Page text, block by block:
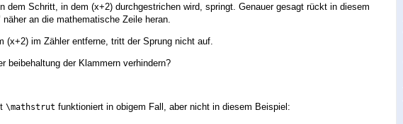
dem Schritt, in dem (x+2) durchgestrichen wird, springt. Genauer gesagt rückt in diesem
an die mathematische Zeile heran.
(x+2) im Zähler entferne, tritt der Sprung nicht auf.
beibehaltung der Klammern verhindern?
\mathstrut funktioniert in obigem Fall, aber nicht in diesem Beispiel: